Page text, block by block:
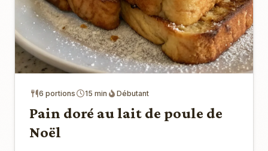
6 portions 15 min Débutant
Pain doré au lait de poule de
Noël